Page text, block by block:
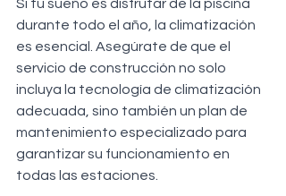
Si tu sueño es disfrutar de la piscina
durante todo el año, la climatización
es esencial. Asegúrate de que el
servicio de construcción no solo
incluya la tecnología de climatización
adecuada, sino también un plan de
mantenimiento especializado para
garantizar su funcionamiento en
todas las estaciones.